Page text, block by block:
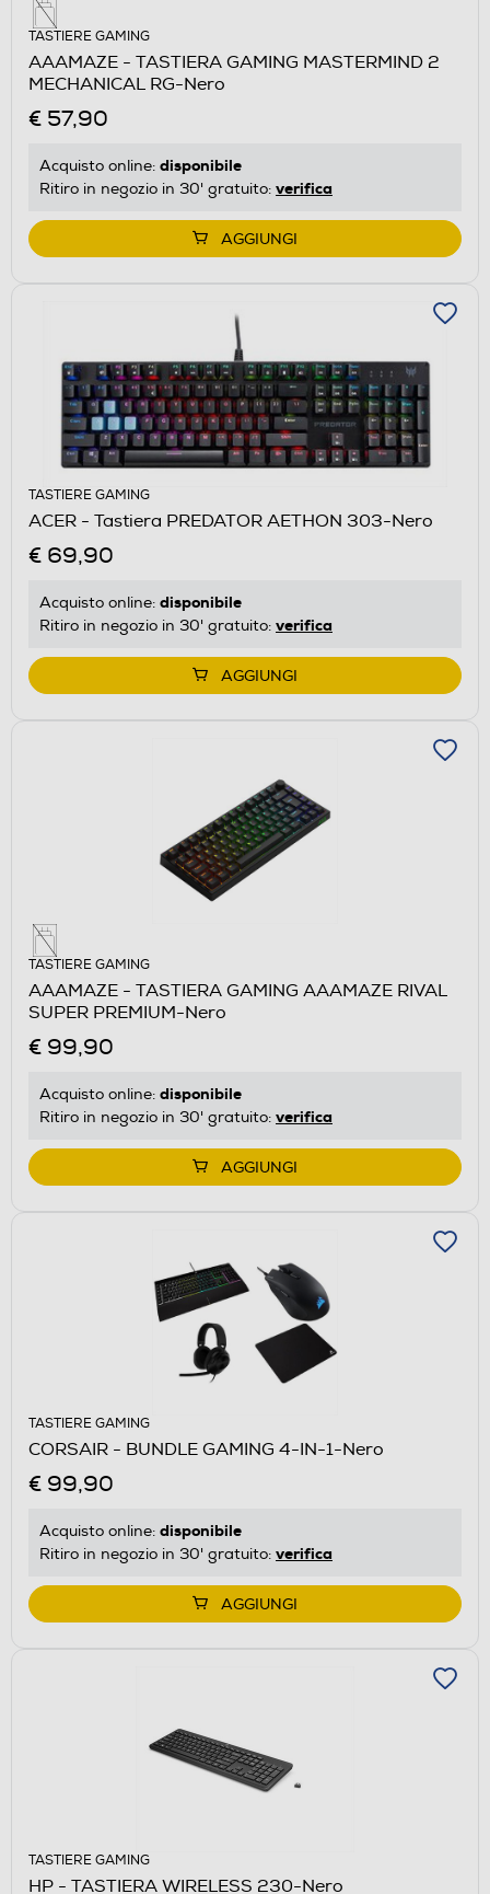
TASTIERE GAMING
AAAMAZE - TASTIERA GAMING MASTERMIND 2
MECHANICAL RG-Nero
€ 57,90
Acquisto online: disponibile
Ritiro in negozio in 30' gratuito: verifica
AGGIUNGI
TASTIERE GAMING
ACER - Tastiera PREDATOR AETHON 303-Nero
€ 69,90
Acquisto online: disponibile
Ritiro in negozio in 30' gratuito: verifica
AGGIUNGI
TASTIERE GAMING
AAAMAZE - TASTIERA GAMING AAAMAZE RIVAL
SUPER PREMIUM-Nero
€ 99,90
Acquisto online: disponibile
Ritiro in negozio in 30' gratuito: verifica
AGGIUNGI
TASTIERE GAMING
CORSAIR - BUNDLE GAMING 4-IN-1-Nero
€ 99,90
Acquisto online: disponibile
Ritiro in negozio in 30' gratuito: verifica
AGGIUNGI
TASTIERE GAMING
HP - TASTIERA WIRELESS 230-Nero